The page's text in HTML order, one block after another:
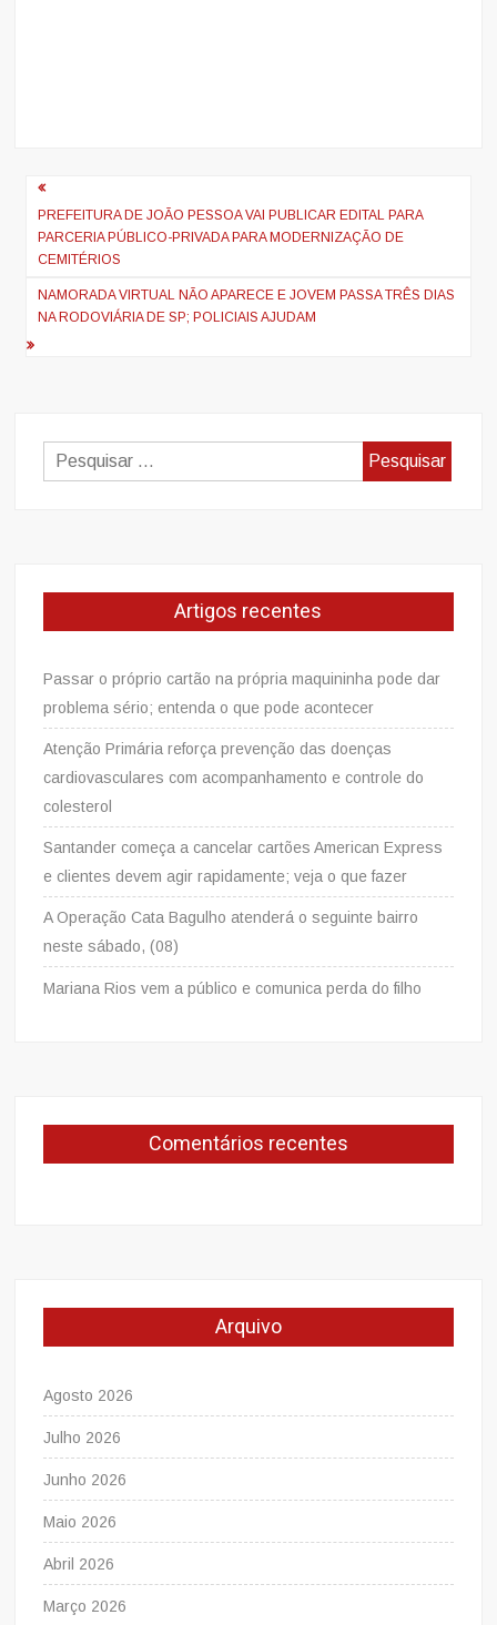
Navegação
de
artigos
PREFEITURA DE JOÃO PESSOA VAI PUBLICAR EDITAL PARA
PARCERIA PÚBLICO-PRIVADA PARA MODERNIZAÇÃO DE
CEMITÉRIOS
NAMORADA VIRTUAL NÃO APARECE E JOVEM PASSA TRÊS DIAS
NA RODOVIÁRIA DE SP; POLICIAIS AJUDAM
Pesquisar
por:
Artigos recentes
Passar o próprio cartão na própria maquininha pode dar
problema sério; entenda o que pode acontecer
Atenção Primária reforça prevenção das doenças
cardiovasculares com acompanhamento e controle do
colesterol
Santander começa a cancelar cartões American Express
e clientes devem agir rapidamente; veja o que fazer
A Operação Cata Bagulho atenderá o seguinte bairro
neste sábado, (08)
Mariana Rios vem a público e comunica perda do filho
Comentários recentes
Arquivo
Agosto 2026
Julho 2026
Junho 2026
Maio 2026
Abril 2026
Março 2026